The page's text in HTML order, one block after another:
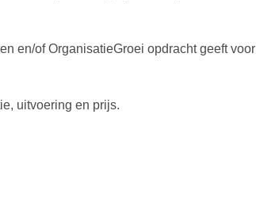
en/of OrganisatieGroei opdracht geeft voor
uitvoering en prijs.